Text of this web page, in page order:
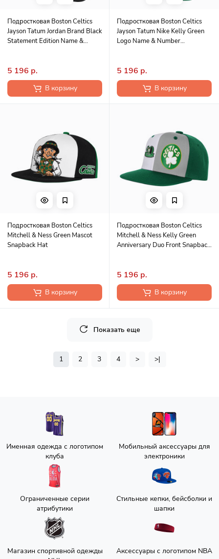
Подростковая Boston Celtics
Jayson Tatum Jordan Brand Black
Statement Edition Name &
5 196 р.
В корзину
Подростковая Boston Celtics
Jayson Tatum Nike Kelly Green
Logo Name & Number
5 196 р.
В корзину
Подростковая Boston Celtics
Mitchell & Ness Green Mascot
Snapback Hat
5 196 р.
В корзину
Подростковая Boston Celtics
Mitchell & Ness Kelly Green
Anniversary Duo Front Snapback
5 196 р.
В корзину
Показать еще
1 2 3 4 > >|
Именная одежда с логотипом
клуба
Мобильный аксессуары для
электроники
Ограниченные серии
атрибутики
Стильные кепки, бейсболки и
шапки
Магазин спортивной одежды
Аксессуары с логотипом NBA